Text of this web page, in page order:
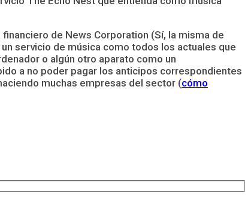
de News Corporation (Sí, la misma de
servicio de música como todos los actuales que
o algún otro aparato como un
a no poder pagar los anticipos correspondientes
muchas empresas del sector (cómo